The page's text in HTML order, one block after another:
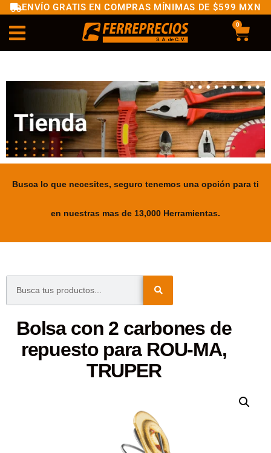
ENVÍO GRATIS EN COMPRAS MÍNIMAS DE $599 MXN
0
Busca lo que necesites, seguro tenemos una opción para ti
en nuestras mas de 13,000 Herramientas.
Bolsa con 2 carbones de
repuesto para ROU-MA,
TRUPER